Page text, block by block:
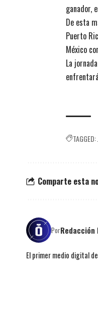
ganador,
De esta
Puerto
México
La
TAGGED:
Comparte esta
PorRedacción
El primer medio digital